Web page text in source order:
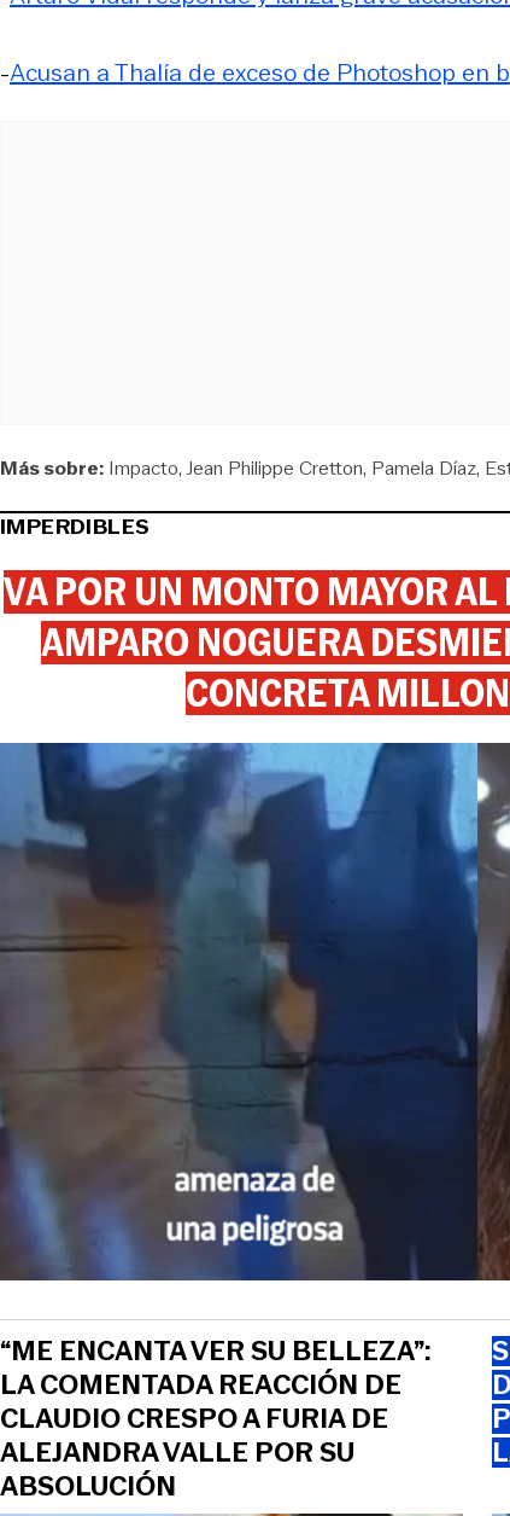
-Acusan a Thalía de exceso de Photoshop en
Más sobre: Impacto Jean Philippe Cretton Pamela Díaz
IMPERDIBLES
VA POR UN MONTO MAYOR
AMPARO NOGUERA
CONCRETA
“ME ENCANTA VER SU BELLEZA”:
LA COMENTADA REACCIÓN DE
CLAUDIO CRESPO A FURIA DE
ALEJANDRA VALLE POR SU
ABSOLUCIÓN